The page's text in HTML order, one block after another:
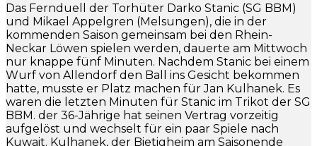
Das Fernduell der Torhüter Darko Stanic (SG BBM)
und Mikael Appelgren (Melsungen), die in der
kommenden Saison gemeinsam bei den Rhein-
Neckar Löwen spielen werden, dauerte am Mittwoch
nur knappe fünf Minuten. Nachdem Stanic bei einem
Wurf von Allendorf den Ball ins Gesicht bekommen
hatte, musste er Platz machen für Jan Kulhanek. Es
waren die letzten Minuten für Stanic im Trikot der SG
BBM. der 36-Jährige hat seinen Vertrag vorzeitig
aufgelöst und wechselt für ein paar Spiele nach
Kuwait. Kulhanek, der Bietigheim am Saisonende